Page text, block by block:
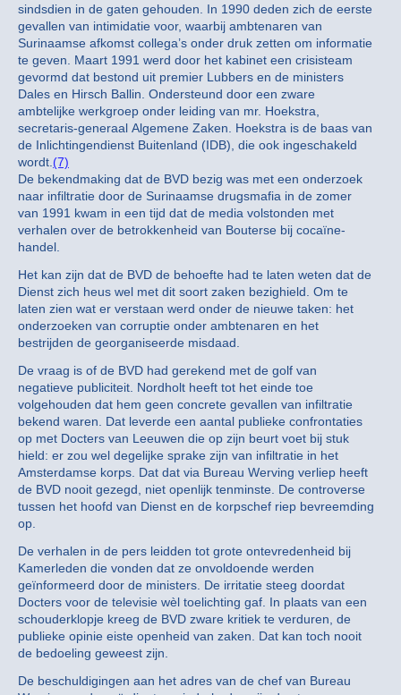
sindsdien in de gaten gehouden. In 1990 deden zich de eerste
gevallen van intimidatie voor, waarbij ambtenaren van
Surinaamse afkomst collega’s onder druk zetten om informatie
te geven. Maart 1991 werd door het kabinet een crisisteam
gevormd dat bestond uit premier Lubbers en de ministers
Dales en Hirsch Ballin. Ondersteund door een zware
ambtelijke werkgroep onder leiding van mr. Hoekstra,
secretaris-generaal Algemene Zaken. Hoekstra is de baas van
de Inlichtingendienst Buitenland (IDB), die ook ingeschakeld
wordt. (7)
De bekendmaking dat de BVD bezig was met een onderzoek
naar infiltratie door de Surinaamse drugsmafia in de zomer
van 1991 kwam in een tijd dat de media volstonden met
verhalen over de betrokkenheid van Bouterse bij cocaïne-
handel.
Het kan zijn dat de BVD de behoefte had te laten weten dat de
Dienst zich heus wel met dit soort zaken bezighield. Om te
laten zien wat er verstaan werd onder de nieuwe taken: het
onderzoeken van corruptie onder ambtenaren en het
bestrijden de georganiseerde misdaad.
De vraag is of de BVD had gerekend met de golf van
negatieve publiciteit. Nordholt heeft tot het einde toe
volgehouden dat hem geen concrete gevallen van infiltratie
bekend waren. Dat leverde een aantal publieke confrontaties
op met Docters van Leeuwen die op zijn beurt voet bij stuk
hield: er zou wel degelijke sprake zijn van infiltratie in het
Amsterdamse korps. Dat dat via Bureau Werving verliep heeft
de BVD nooit gezegd, niet openlijk tenminste. De controverse
tussen het hoofd van Dienst en de korpschef riep bevreemding
op.
De verhalen in de pers leidden tot grote ontevredenheid bij
Kamerleden die vonden dat ze onvoldoende werden
geïnformeerd door de ministers. De irritatie steeg doordat
Docters voor de televisie wèl toelichting gaf. In plaats van een
schouderklopje kreeg de BVD zware kritiek te verduren, de
publieke opinie eiste openheid van zaken. Dat kan toch nooit
de bedoeling geweest zijn.
De beschuldigingen aan het adres van de chef van Bureau